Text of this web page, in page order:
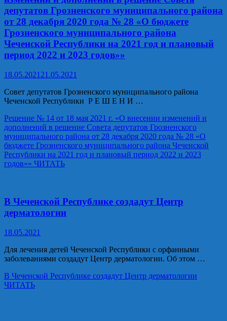
депутатов Грозненского муниципального района
от 28 декабря 2020 года № 28 «О бюджете
Грозненского муниципального района
Чеченской Республики на 2021 год и плановый
период 2022 и 2023 годов»»
18.05.2021 21.05.2021
Совет депутатов Грозненского муниципального района
Чеченской Республики Р Е Ш Е Н И …
Решение № 14 от 18 мая 2021 г. «О внесении изменений и
дополнений в решение Совета депутатов Грозненского
муниципального района от 28 декабря 2020 года № 28 «О
бюджете Грозненского муниципального района Чеченской
Республики на 2021 год и плановый период 2022 и 2023
годов»» ЧИТАТЬ
В Чеченской Республике создадут Центр
дерматологии
18.05.2021
Для лечения детей Чеченской Республики с орфанными
заболеваниями создадут Центр дерматологии. Об этом …
В Чеченской Республике создадут Центр дерматологии
ЧИТАТЬ